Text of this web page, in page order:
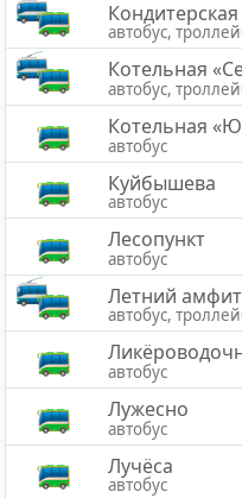
автобус,
Котельная
автобус,
Котельная
автобус
Куйбышева
автобус
Лесопункт
автобус
Летний
автобус,
автобус
Лужесно
автобус
Лучёса
автобус